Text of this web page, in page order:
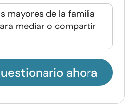
mayores de la familia
mediar o compartir
ahora